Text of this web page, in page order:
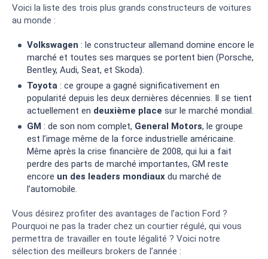
Voici la liste des trois plus grands constructeurs de voitures
au monde :
Volkswagen : le constructeur allemand domine encore le
marché et toutes ses marques se portent bien (Porsche,
Bentley, Audi, Seat, et Skoda).
Toyota : ce groupe a gagné significativement en
popularité depuis les deux dernières décennies. Il se tient
actuellement en deuxième place sur le marché mondial.
GM : de son nom complet, General Motors, le groupe
est l’image même de la force industrielle américaine.
Même après la crise financière de 2008, qui lui a fait
perdre des parts de marché importantes, GM reste
encore un des leaders mondiaux du marché de
l’automobile.
Vous désirez profiter des avantages de l’action Ford ?
Pourquoi ne pas la trader chez un courtier régulé, qui vous
permettra de travailler en toute légalité ? Voici notre
sélection des meilleurs brokers de l’année :